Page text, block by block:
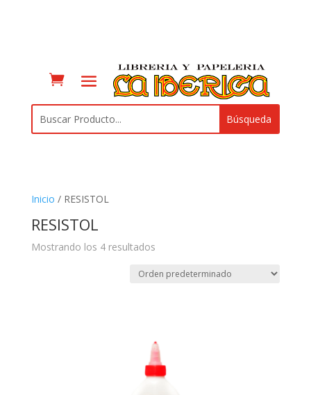
Inicio / RESISTOL
RESISTOL
Mostrando los 4 resultados